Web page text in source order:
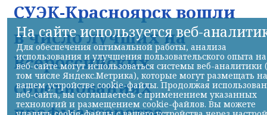
СУЭК-Красноярск вошли
в число лучших на
Всероссийских
соревнованиях
На сайте используется веб-
Для обеспечения оптимальной работы, анализа
использования и улучшения пользовательского опыта на
веб-сайте могут использоваться системы веб-аналитики
том числе Яндекс.Метрика), которые могут размещать на
вашем устройстве cookie-файлы. Продолжая
веб-сайта, вы соглашаетесь с применением указанных
технологий и размещением cookie-файлов. Вы можете